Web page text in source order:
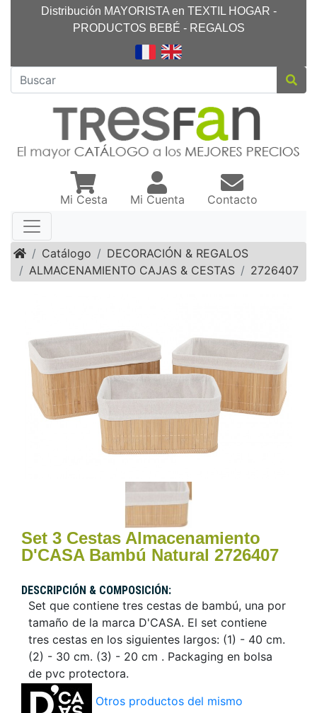
Distribución MAYORISTA en TEXTIL HOGAR -
PRODUCTOS BEBÉ - REGALOS
Mi Cesta Mi Cuenta Contacto
InicioCatálogo
DECORACIÓN & REGALOS
ALMACENAMIENTO CAJAS & CESTAS
2726407
Set 3 Cestas Almacenamiento
D'CASA Bambú Natural 2726407
DESCRIPCIÓN & COMPOSICIÓN:
Set que contiene tres cestas de bambú, una por
tamaño de la marca D'CASA. El set contiene
tres cestas en los siguientes largos: (1) - 40 cm.
(2) - 30 cm. (3) - 20 cm . Packaging en bolsa
de pvc protectora.
Otros productos del mismo